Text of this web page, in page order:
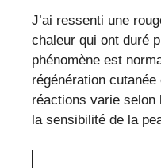
J’ai ressenti une
chaleur qui ont duré
phénomène est
régénération cutanée
réactions varie selon
la sensibilité de la